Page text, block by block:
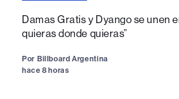
Damas Gratis y Dyango se unen
quieras donde quieras”
Por Billboard Argentina
hace 8 horas